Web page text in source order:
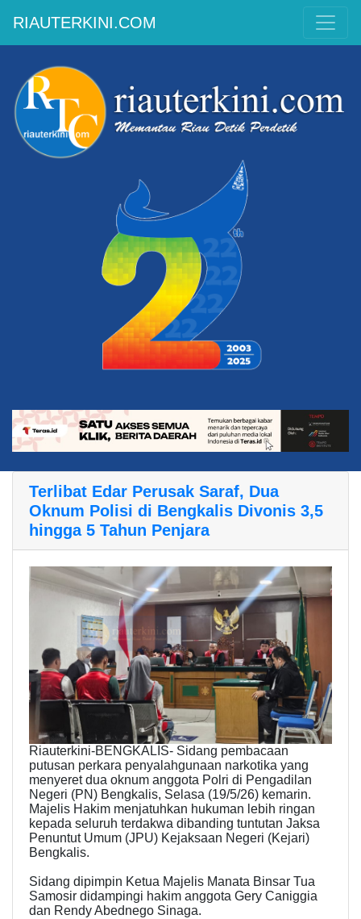
RIAUTERKINI.COM
Terlibat Edar Perusak Saraf, Dua
Oknum Polisi di Bengkalis Divonis 3,5
hingga 5 Tahun Penjara
Riauterkini-BENGKALIS- Sidang pembacaan
putusan perkara penyalahgunaan narkotika yang
menyeret dua oknum anggota Polri di Pengadilan
Negeri (PN) Bengkalis, Selasa (19/5/26) kemarin.
Majelis Hakim menjatuhkan hukuman lebih ringan
kepada seluruh terdakwa dibanding tuntutan Jaksa
Penuntut Umum (JPU) Kejaksaan Negeri (Kejari)
Bengkalis.
Sidang dipimpin Ketua Majelis Manata Binsar Tua
Samosir didampingi hakim anggota Gery Caniggia
dan Rendy Abednego Sinaga.